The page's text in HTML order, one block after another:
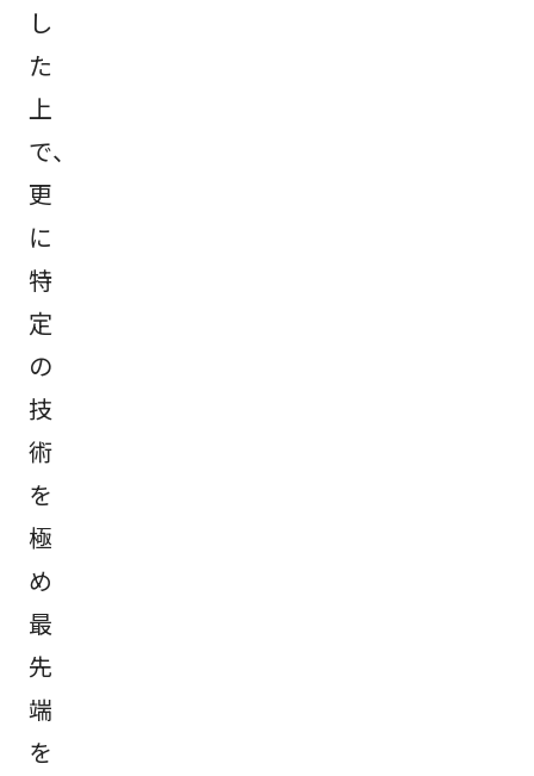
し
た
上
で、
更
に
特
定
の
技
術
を
極
め
最
先
端
を